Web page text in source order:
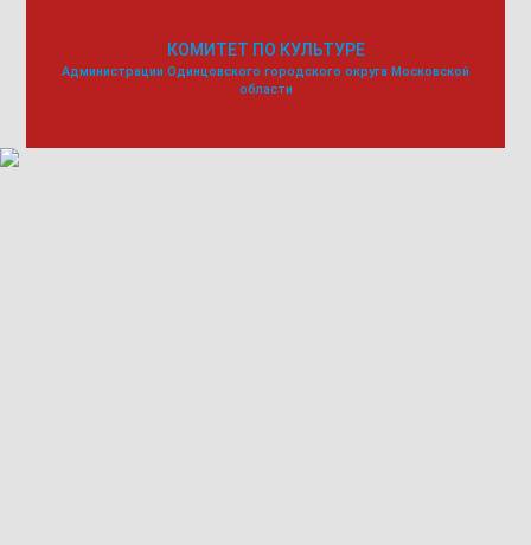
КОМИТЕТ ПО КУЛЬТУРЕ
Администрации Одинцовского городского округа Московской
области